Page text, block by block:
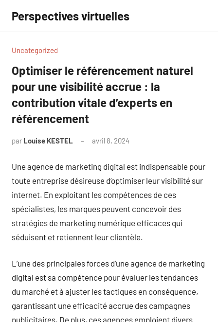
contenu
Perspectives virtuelles
Uncategorized
Optimiser le référencement naturel
pour une visibilité accrue : la
contribution vitale d’experts en
référencement
par Louise KESTEL avril 8, 2024
Une agence de marketing digital est indispensable pour
toute entreprise désireuse d’optimiser leur visibilité sur
internet. En exploitant les compétences de ces
spécialistes, les marques peuvent concevoir des
stratégies de marketing numérique efficaces qui
séduisent et retiennent leur clientèle.
L’une des principales forces d’une agence de marketing
digital est sa compétence pour évaluer les tendances
du marché et à ajuster les tactiques en conséquence,
garantissant une efficacité accrue des campagnes
publicitaires. De plus, ces agences emploient divers